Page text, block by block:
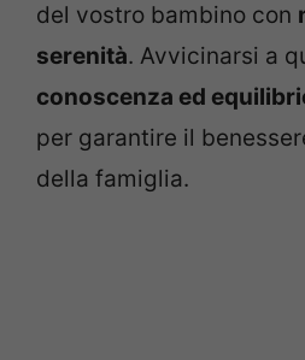
del vostro bambino con
serenità. Avvicinarsi a
conoscenza ed
per garantire il
della famiglia.